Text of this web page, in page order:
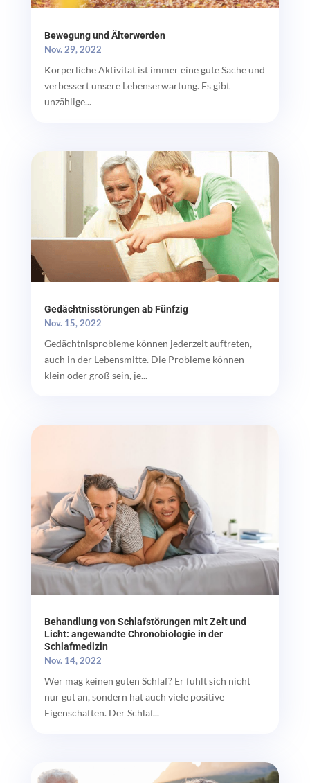
Bewegung und Älterwerden
Nov. 29, 2022
Körperliche Aktivität ist immer eine gute Sache und
verbessert unsere Lebenserwartung. Es gibt
unzählige...
Gedächtnisstörungen ab Fünfzig
Nov. 15, 2022
Gedächtnisprobleme können jederzeit auftreten,
auch in der Lebensmitte. Die Probleme können
klein oder groß sein, je...
Behandlung von Schlafstörungen mit Zeit und
Licht: angewandte Chronobiologie in der
Schlafmedizin
Nov. 14, 2022
Wer mag keinen guten Schlaf? Er fühlt sich nicht
nur gut an, sondern hat auch viele positive
Eigenschaften. Der Schlaf...